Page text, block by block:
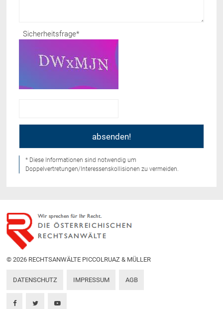
Sicherheitsfrage*
* Diese Informationen sind notwendig um
Doppelvertretungen/Interessenskollisionen zu vermeiden.
© 2026 RECHTSANWÄLTE PICCOLRUAZ & MÜLLER
DATENSCHUTZ IMPRESSUM AGB